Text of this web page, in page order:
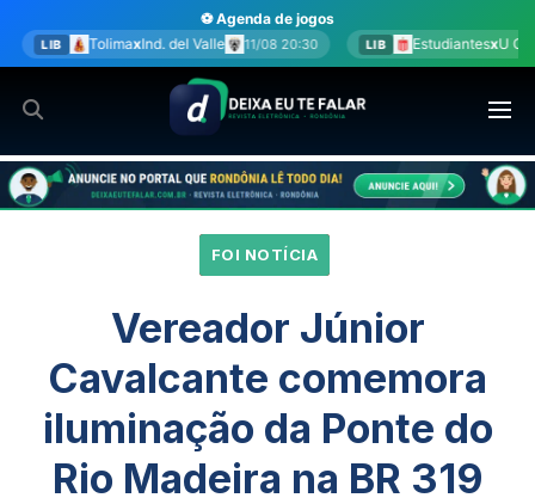
para
o
conteúdo
⚽ Agenda de jogos
Valle
11/08 20:30 LIB Estudiantes xU Católica 11/08 20:30
FOI NOTÍCIA
Vereador Júnior
Cavalcante comemora
iluminação da Ponte do
Rio Madeira na BR 319